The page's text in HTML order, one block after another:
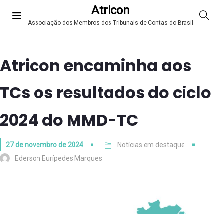
Atricon
Associação dos Membros dos Tribunais de Contas do Brasil
Atricon encaminha aos
TCs os resultados do ciclo
2024 do MMD-TC
27 de novembro de 2024
Notícias em destaque
Ederson Eurípedes Marques